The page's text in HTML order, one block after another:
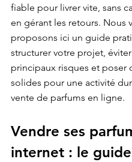
fiable pour livrer vite, sans
en gérant les retours. Nous
proposons ici un guide
structurer votre projet,
principaux risques et poser
solides pour une activité
vente de parfums en ligne.
Vendre ses
internet : le guide